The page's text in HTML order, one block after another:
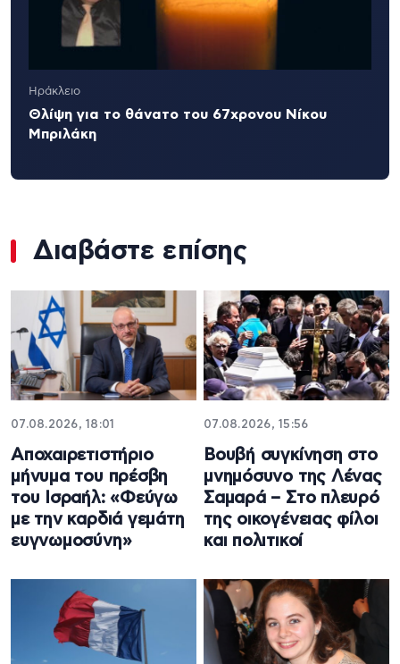
Ηράκλειο
Θλίψη για το θάνατο του 67χρονου Νίκου
Μπριλάκη
Διαβάστε επίσης
07.08.2026, 18:01
Αποχαιρετιστήριο
μήνυμα του πρέσβη
του Ισραήλ: «Φεύγω
με την καρδιά γεμάτη
ευγνωμοσύνη»
07.08.2026, 15:56
Βουβή συγκίνηση στο
μνημόσυνο της Λένας
Σαμαρά – Στο πλευρό
της οικογένειας φίλοι
και πολιτικοί